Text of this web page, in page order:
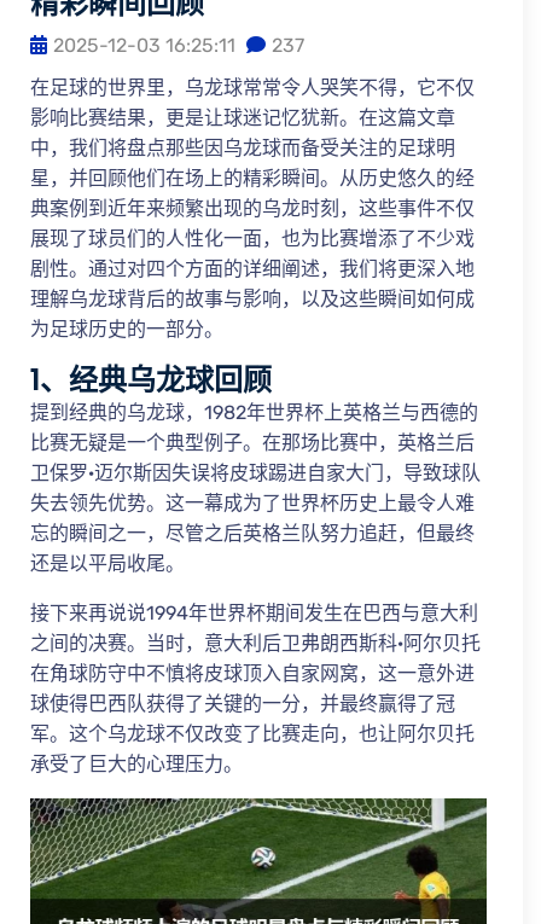
2025-12-03 16:25:11
237
在足球的世界里，乌龙球常常令人哭笑不得，它不仅
影响比赛结果，更是让球迷记忆犹新。在这篇文章
中，我们将盘点那些因乌龙球而备受关注的足球明
星，并回顾他们在场上的精彩瞬间。从历史悠久的经
典案例到近年来频繁出现的乌龙时刻，这些事件不仅
展现了球员们的人性化一面，也为比赛增添了不少戏
剧性。通过对四个方面的详细阐述，我们将更深入地
理解乌龙球背后的故事与影响，以及这些瞬间如何成
为足球历史的一部分。
1、经典乌龙球回顾
提到经典的乌龙球，1982年世界杯上英格兰与西德的
比赛无疑是一个典型例子。在那场比赛中，英格兰后
卫保罗·迈尔斯因失误将皮球踢进自家大门，导致球队
失去领先优势。这一幕成为了世界杯历史上最令人难
忘的瞬间之一，尽管之后英格兰队努力追赶，但最终
还是以平局收尾。
接下来再说说1994年世界杯期间发生在巴西与意大利
之间的决赛。当时，意大利后卫弗朗西斯科·阿尔贝托
在角球防守中不慎将皮球顶入自家网窝，这一意外进
球使得巴西队获得了关键的一分，并最终赢得了冠
军。这个乌龙球不仅改变了比赛走向，也让阿尔贝托
承受了巨大的心理压力。